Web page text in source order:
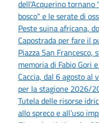
dell'Acquerino tornano
bosco" e le serate di
Peste suina africana,
Capostrada per fare il
Piazza San
memoria di Fabio Gori
Caccia, dal 6 agosto
per la stagione 2026/
Tutela delle risorse
allo spreco e all’uso